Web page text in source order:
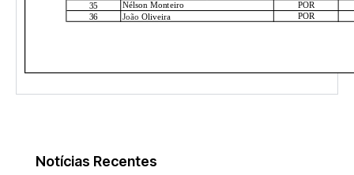
Notícias Recentes